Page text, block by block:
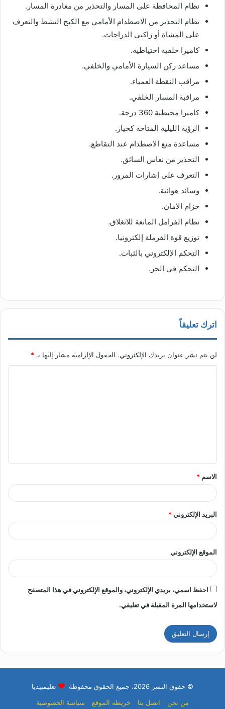
نظام المحافظة على المسار والتحذير من مغادرة المسار.
نظام التحذير من الاصطدام الأمامي مع الكبح النشط والتعرف
على المشاة أو راكبي الدراجات.
كاميرا خلفية احتياطية.
مساعد ركن السيارة الأمامي والخلفي.
مراقب النقطة العمياء.
مراقبة المسار الخلفي.
كاميرا محيطية 360 درجة.
الرؤية الليلية المتاحة كخيار.
مساعدة منع الاصطدام عند التقاطع.
التحذير من نعاس السائق.
التعرف على إشارات المرور.
وسائد هوائية.
حزام الامان.
نظام الفرامل المانعة للانغلاق.
توزيع قوة الفرملة إلكترونيا.
التحكم الإلكتروني بالثبات.
التحكم في الجر.
اترك تعليقاً
لن يتم نشر عنوان بريدك الإلكتروني. الحقول الإلزامية مشار إليها بـ *
ق
*
الاسم *
البريد الإلكتروني*
الموقع الإلكتروني
احفظ اسمي، بريدي الإلكتروني، والموقع الإلكتروني في هذا المتصفح
لاستخدامها المرة المقبلة في تعليقي.
© حقوق النشر 2026، جميع الحقوق محفوظة
تعليمبيديا
من نحن
اتصل بنا خريطه الموقع سياسة الخصوصية